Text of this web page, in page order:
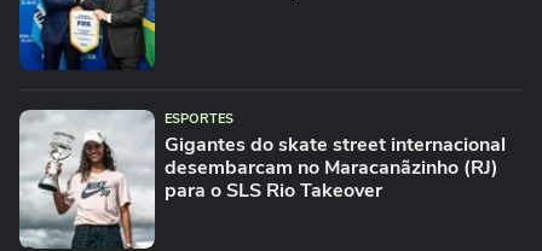
ESPORTES
Gigantes do skate street internacional
desembarcam no Maracanãzinho (RJ)
para o SLS Rio Takeover